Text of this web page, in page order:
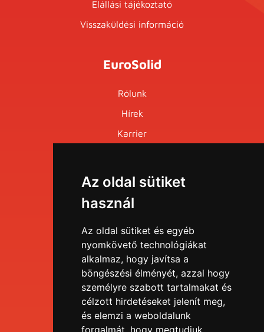
Az oldal sütiket
használ
Az oldal sütiket és egyéb
nyomkövető technológiákat
alkalmaz, hogy javítsa a
böngészési élményét, azzal hogy
személyre szabott tartalmakat és
célzott hirdetéseket jelenít meg,
és elemzi a weboldalunk
forgalmát, hogy megtudjuk
Elállási tájékoztató
Visszaküldési információ
EuroSolid
Rólunk
Hírek
Karrier
Menü
Tudástár
Blog